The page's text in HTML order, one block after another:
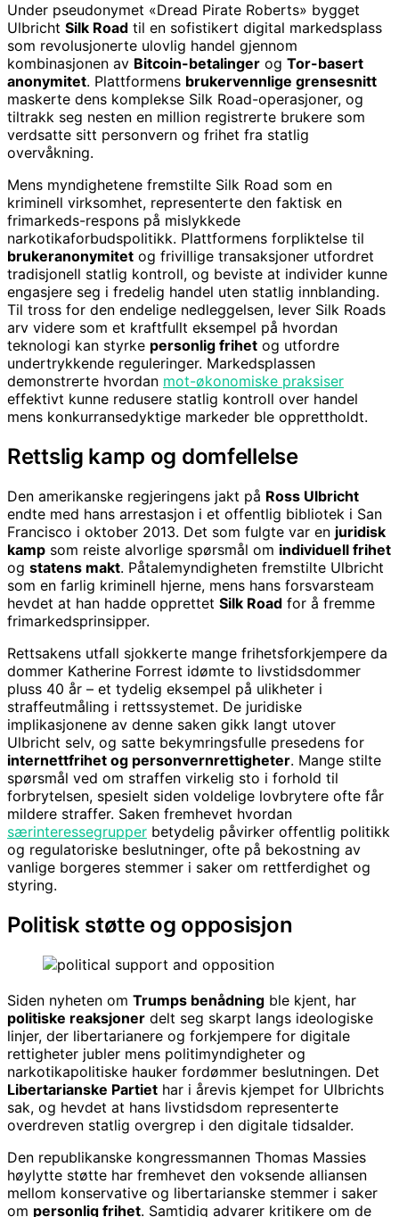
Under pseudonymet «Dread Pirate Roberts» bygget
Ulbricht Silk Road til en sofistikert digital markedsplass
som revolusjonerte ulovlig handel gjennom
kombinasjonen av Bitcoin-betalinger og Tor-basert
anonymitet. Plattformens brukervennlige grensesnitt
maskerte dens komplekse Silk Road-operasjoner, og
tiltrakk seg nesten en million registrerte brukere som
verdsatte sitt personvern og frihet fra statlig
overvåkning.
Mens myndighetene fremstilte Silk Road som en
kriminell virksomhet, representerte den faktisk en
frimarkeds-respons på mislykkede
narkotikaforbudspolitikk. Plattformens forpliktelse til
brukeranonymitet og frivillige transaksjoner utfordret
tradisjonell statlig kontroll, og beviste at individer kunne
engasjere seg i fredelig handel uten statlig innblanding.
Til tross for den endelige nedleggelsen, lever Silk Roads
arv videre som et kraftfullt eksempel på hvordan
teknologi kan styrke personlig frihet og utfordre
undertrykkende reguleringer. Markedsplassen
demonstrerte hvordan mot-økonomiske praksiser
effektivt kunne redusere statlig kontroll over handel
mens konkurransedyktige markeder ble opprettholdt.
Rettslig kamp og domfellelse
Den amerikanske regjeringens jakt på Ross Ulbricht
endte med hans arrestasjon i et offentlig bibliotek i San
Francisco i oktober 2013. Det som fulgte var en juridisk
kamp som reiste alvorlige spørsmål om individuell frihet
og statens makt. Påtalemyndigheten fremstilte Ulbricht
som en farlig kriminell hjerne, mens hans forsvarsteam
hevdet at han hadde opprettet Silk Road for å fremme
frimarkedsprinsipper.
Rettsakens utfall sjokkerte mange frihetsforkjempere da
dommer Katherine Forrest idømte to livstidsdommer
pluss 40 år – et tydelig eksempel på ulikheter i
straffeutmåling i rettssystemet. De juridiske
implikasjonene av denne saken gikk langt utover
Ulbricht selv, og satte bekymringsfulle presedens for
internettfrihet og personvernrettigheter. Mange stilte
spørsmål ved om straffen virkelig sto i forhold til
forbrytelsen, spesielt siden voldelige lovbrytere ofte får
mildere straffer. Saken fremhevet hvordan
særinteressegrupper betydelig påvirker offentlig politikk
og regulatoriske beslutninger, ofte på bekostning av
vanlige borgeres stemmer i saker om rettferdighet og
styring.
Politisk støtte og opposisjon
Siden nyheten om Trumps benådning ble kjent, har
politiske reaksjoner delt seg skarpt langs ideologiske
linjer, der libertarianere og forkjempere for digitale
rettigheter jubler mens politimyndigheter og
narkotikapolitiske hauker fordømmer beslutningen. Det
Libertarianske Partiet har i årevis kjempet for Ulbrichts
sak, og hevdet at hans livstidsdom representerte
overdreven statlig overgrep i den digitale tidsalder.
Den republikanske kongressmannen Thomas Massies
høylytte støtte har fremhevet den voksende alliansen
mellom konservative og libertarianske stemmer i saker
om personlig frihet. Samtidig advarer kritikere om de